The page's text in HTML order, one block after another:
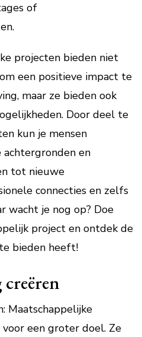
of
projecten bieden niet
een positieve impact te
maar ze bieden ook
Door deel te
kun je mensen
en
tot nieuwe
connecties en zelfs
wacht je nog op? Doe
project en ontdek de
bieden heeft!
Maatschappelijke
een groter doel. Ze